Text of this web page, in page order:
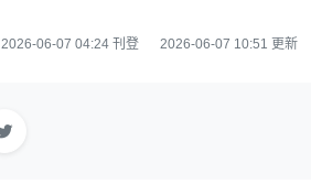
2026-06-07 04:24 刊登 2026-06-07 10:51 更新